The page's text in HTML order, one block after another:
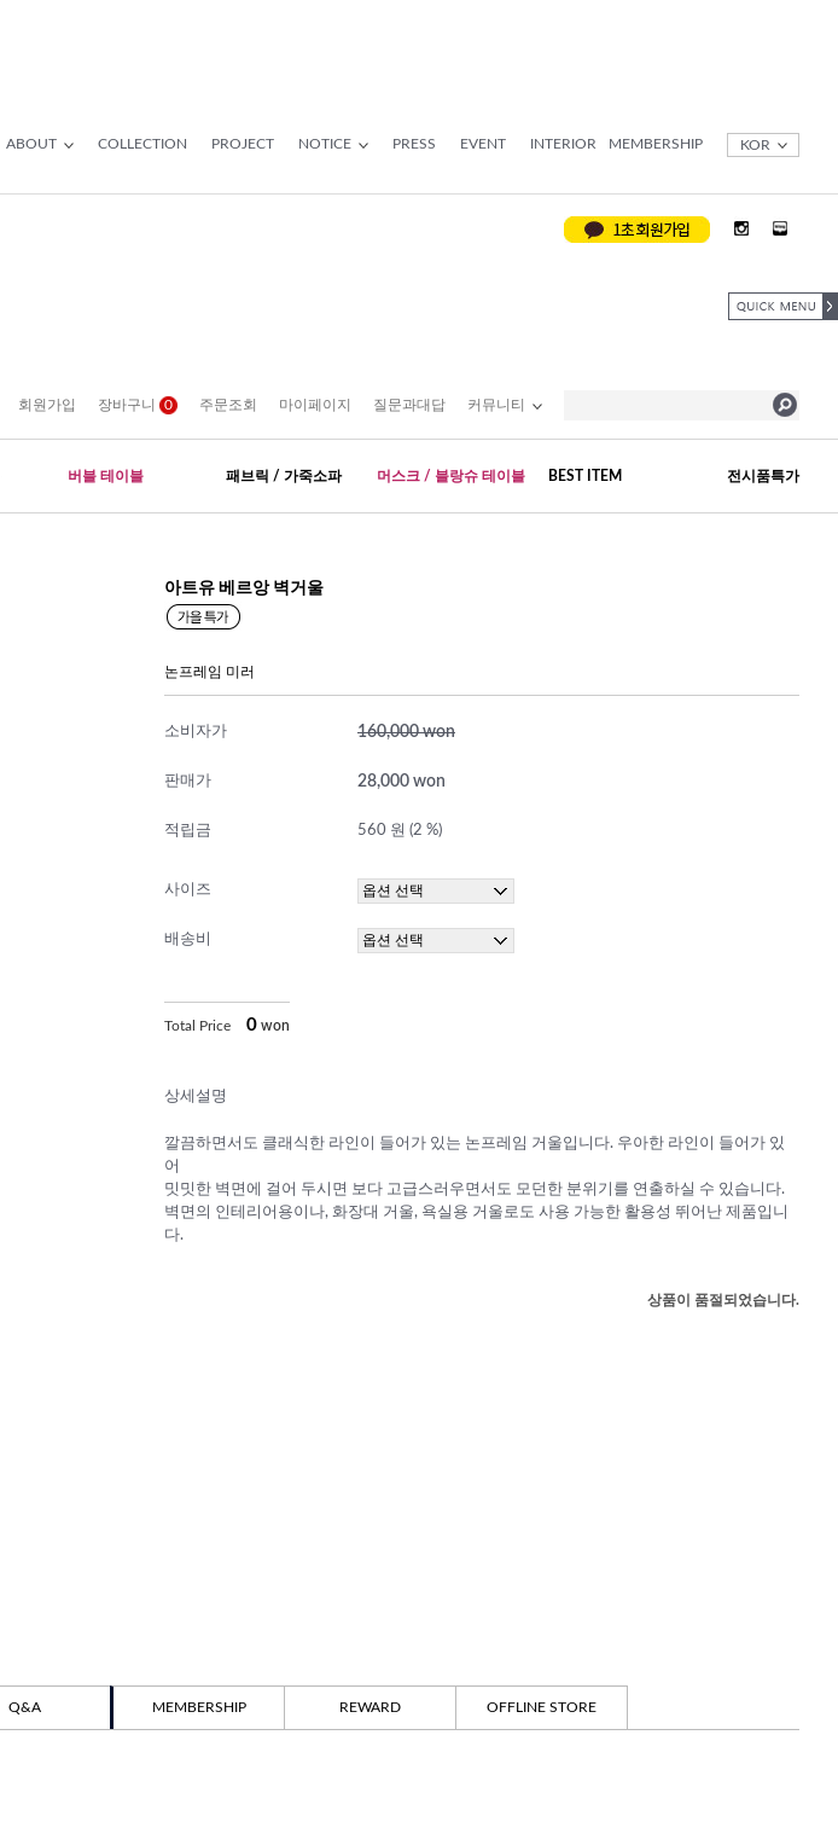
ABOUT COLLECTION PROJECT NOTICE PRESS EVENT INTERIOR MEMBERSHIP KOR
회원가입 장바구니 0 주문조회 마이페이지 질문과대답 커뮤니티
버블 테이블 패브릭 / 가죽소파 머스크 / 블랑슈 테이블 BEST ITEM 전시품특가
아트유 베르앙 벽거울
논프레임 미러
소비자가 160,000 won
판매가 28,000 won
적립금 560 원 (2 %)
사이즈
배송비
Total Price 0 won
상세설명
깔끔하면서도 클래식한 라인이 들어가 있는 논프레임 거울입니다. 우아한 라인이 들어가 있
어
밋밋한 벽면에 걸어 두시면 보다 고급스러우면서도 모던한 분위기를 연출하실 수 있습니다.
벽면의 인테리어용이나, 화장대 거울, 욕실용 거울로도 사용 가능한 활용성 뛰어난 제품입니
다.
상품이 품절되었습니다.
Q&A MEMBERSHIP REWARD OFFLINE STORE